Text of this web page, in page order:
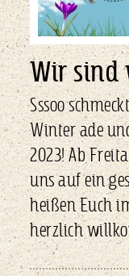
Wir sind
Sssoo
Winter ade
2023! Ab
uns auf ein
heißen Euch
herzlich